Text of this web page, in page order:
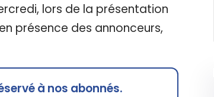
lors de la présentation
présence des annonceurs,
à nos abonnés.